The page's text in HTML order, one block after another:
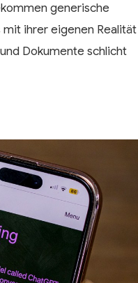
generische
ihrer eigenen
Dokumente schlicht